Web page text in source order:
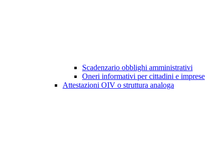
Scadenzario obblighi amministrativi
Oneri informativi per cittadini e imprese
Attestazioni OIV o struttura analoga